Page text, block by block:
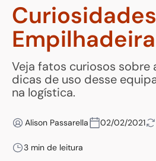
Empilhadeira
Veja fatos curiosos sobre
dicas de uso desse
na logística.
Alison Passarella 02/02/2021
3 min de leitura